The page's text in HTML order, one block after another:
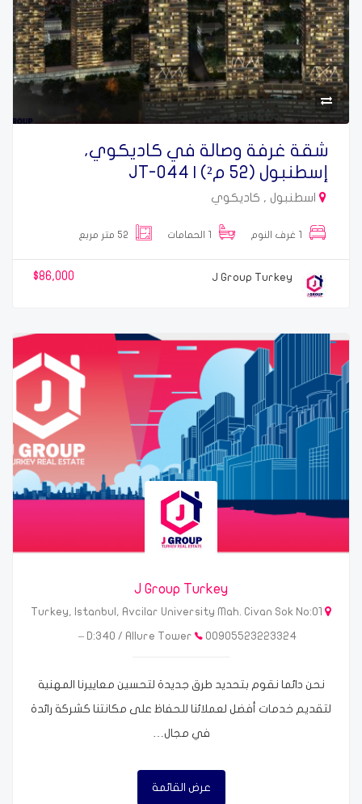
شقة غرفة وصالة في كاديكوي،
إسطنبول (52 م²) | JT-044
اسطنبول , كاديكوي
1 غرف النوم 1 الحمامات 52 متر مربع
J Group Turkey
$86,000
J Group Turkey
Turkey, Istanbul, Avcilar University Mah. Civan Sok No:01
– D:340 / Allure Tower
00905523223324
نحن دائما نقوم بتحديد طرق جديدة لتحسين معاييرنا المهنية
لتقديم خدمات أفضل لعملائنا للحفاظ على مكانتنا كشركة رائدة
في مجال…
عرض القائمة